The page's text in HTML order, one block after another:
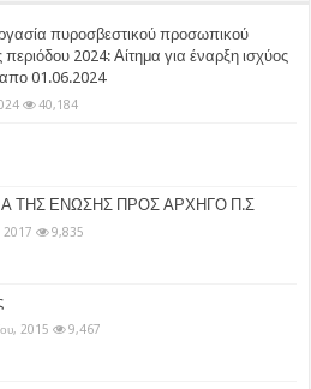
πυροσβεστικού προσωπικού
περιόδου 2024: Αίτημα για έναρξη ισχύος
01.06.2024
40,184
ΤΗΣ ΕΝΩΣΗΣ ΠΡΟΣ ΑΡΧΗΓΟ Π.Σ
2017 9,835
2015 9,467